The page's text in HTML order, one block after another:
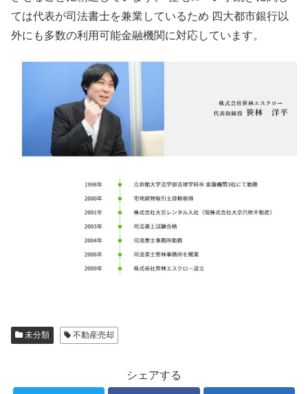
ては代表が司法書士を兼業しているため 四大都市銀行以
外にも多数の利用可能金融機関に対応しています。
未分類 不動産売却
シェアする